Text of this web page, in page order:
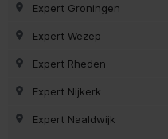
Expert Groningen
Expert Wezep
Expert Rheden
Expert Nijkerk
Expert Naaldwijk